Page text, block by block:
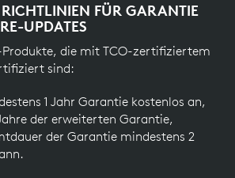
FÜR GARANTIE
UPDATES
die mit TCO-zertifiziertem
sind:
1 Jahr Garantie kostenlos an,
der erweiterten Garantie,
der Garantie mindestens 2